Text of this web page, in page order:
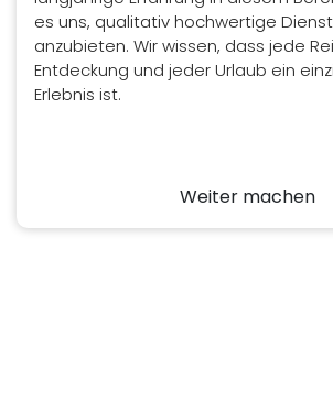
es uns, qualitativ hochwertige
anzubieten. Wir wissen, dass jede
Entdeckung und jeder Urlaub ein
Erlebnis ist.
Weiter machen